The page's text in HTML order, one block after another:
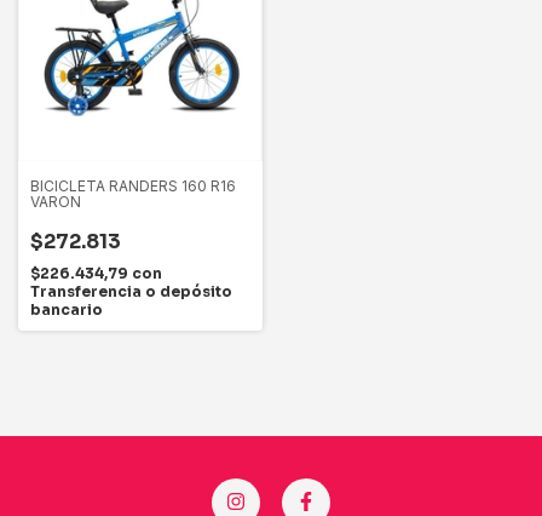
BICICLETA RANDERS 160 R16
VARON
$272.813
$226.434,79 con
Transferencia o depósito
bancario